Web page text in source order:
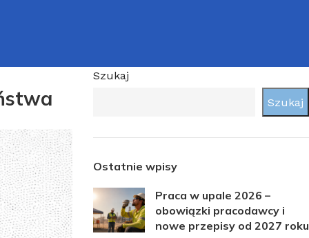
Szukaj
Szukaj
Ostatnie wpisy
Praca w upale 2026 –
obowiązki pracodawcy i
nowe przepisy od 2027 roku